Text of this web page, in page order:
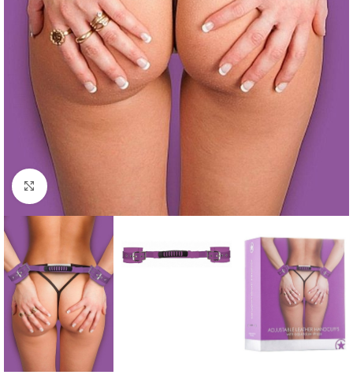
Kliknij, aby powiększyć